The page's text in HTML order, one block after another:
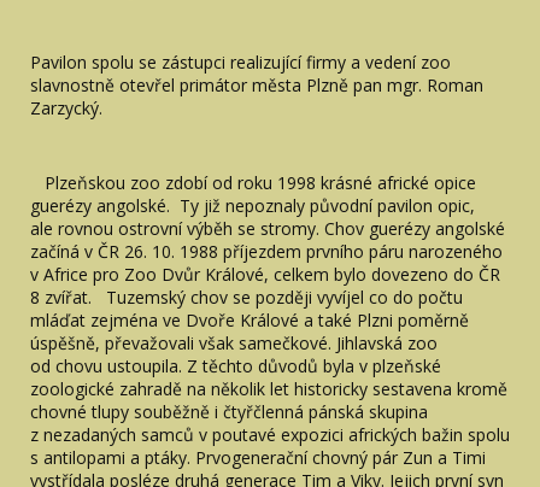
Pavilon spolu se zástupci realizující firmy a vedení zoo
slavnostně otevřel primátor města Plzně pan mgr. Roman
Zarzycký.
Plzeňskou zoo zdobí od roku 1998 krásné africké opice
guerézy angolské. Ty již nepoznaly původní pavilon opic,
ale rovnou ostrovní výběh se stromy. Chov guerézy angolské
začíná v ČR 26. 10. 1988 příjezdem prvního páru narozeného
v Africe pro Zoo Dvůr Králové, celkem bylo dovezeno do ČR
8 zvířat. Tuzemský chov se později vyvíjel co do počtu
mláďat zejména ve Dvoře Králové a také Plzni poměrně
úspěšně, převažovali však samečkové. Jihlavská zoo
od chovu ustoupila. Z těchto důvodů byla v plzeňské
zoologické zahradě na několik let historicky sestavena kromě
chovné tlupy souběžně i čtyřčlenná pánská skupina
z nezadaných samců v poutavé expozici afrických bažin spolu
s antilopami a ptáky. Prvogenerační chovný pár Zun a Timi
vystřídala posléze druhá generace Tim a Viky. Jejich první syn